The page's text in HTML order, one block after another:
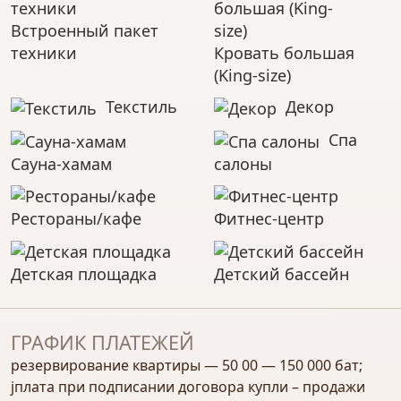
супермаркетом, бутиками, фудкортом и
ресторанами.
Японские бани Onsen & Spa на верхних
игровая зона для детей
тренажерный зали скверы.
Парковка на 134 местаи удобные рабочие
зоны.
Расположение:
Once Pattaya расположен на севере Паттайи, в
районе Na Kluea, рядом с популярными
пляжами, торговым центромTerminal 21
банками, ресторанами и
достопримечательностями.
Это один из самых престижных и удобных
районов Паттайи.
Покупка и рассрочка:
Встроенный пакет
техники
Кровать большая
(King-size)
Текстиль
Декор
Сауна-хамам
Спа
салоны
Рестораны/кафе Фитнес-центр
Детская площадка Детский бассейн
ГРАФИК ПЛАТЕЖЕЙ
резервирование квартиры — 50 00 — 150 000 бат;
jплата при подписании договора купли – продажи